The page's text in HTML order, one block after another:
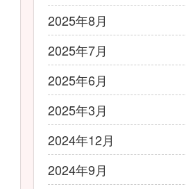
2025年8月
2025年7月
2025年6月
2025年3月
2024年12月
2024年9月